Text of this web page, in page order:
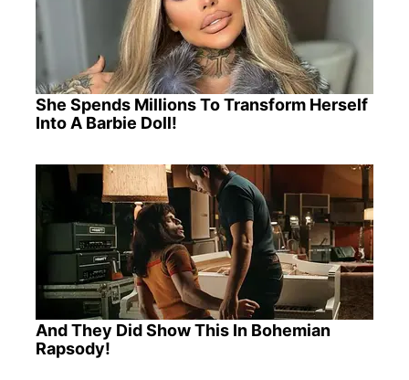
She Spends Millions To Transform Herself
Into A Barbie Doll!
And They Did Show This In Bohemian
Rapsody!